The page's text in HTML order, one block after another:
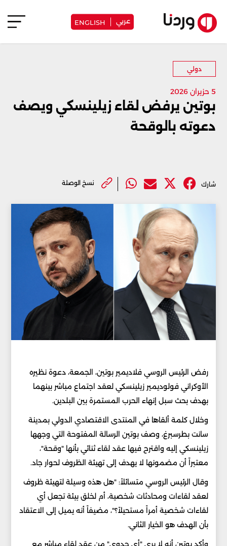
عربي ENGLISH
دولي
5 حزيران 2026
بوتين يرفض لقاء زيلينسكي ويصف
دعوته بالوقحة
شارك نسخ الوصلة
رفض الرئيس الروسي فلاديمير بوتين، الجمعة، دعوة نظيره
الأوكراني فولوديمير زيلينسكي لعقد اجتماع مباشر بينهما
بهدف بحث سبل إنهاء الحرب المستمرة بين البلدين.
وخلال كلمة ألقاها في المنتدى الاقتصادي الدولي بمدينة
سانت بطرسبرغ، وصف بوتين الرسالة المفتوحة التي وجهها
زيلينسكي إليه واقترح فيها عقد لقاء ثنائي بأنها "وقحة"،
معتبراً أن مضمونها لا يهدف إلى تهيئة الظروف لحوار جاد.
وقال الرئيس الروسي متسائلاً: "هل هذه وسيلة لتهيئة ظروف
لعقد لقاءات ومحادثات شخصية، أم لخلق بيئة تجعل أي
لقاءات شخصية أمراً مستحيلاً؟"، مضيفاً أنه يميل إلى الاعتقاد
بأن الهدف هو الخيار الثاني.
وأكد بوتين أنه لا يرى "أي جدوى" من عقد لقاء مباشر مع